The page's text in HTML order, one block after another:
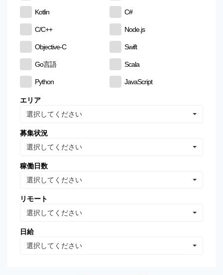
Kotlin C#
C/C++ Node.js
Objective-C Swift
Go言語 Scala
Python JavaScript
CSS
MySQL
Oracle Database
Linux
VB.NET
WordPress
エリア
選択してください
募集状況
選択してください
稼働日数
選択してください
リモート
選択してください
日給
選択してください